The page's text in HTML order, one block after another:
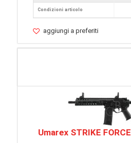
Condizioni articolo
aggiungi a preferiti
Umarex STRIKE FORCE